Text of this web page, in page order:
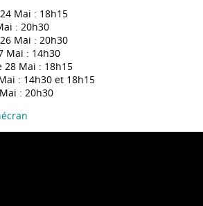
Mai : 18h15
: 20h30
Mai : 20h30
Mai : 14h30
28 Mai : 18h15
: 14h30 et 18h15
: 20h30